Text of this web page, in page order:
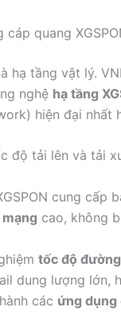
quang
hạ tầng vật lý.
nghệ hạ tầng
hiện đại nhất
độ tải lên và tải
cung cấp
cao, không
tốc độ
dung lượng lớn,
các ứng dụng